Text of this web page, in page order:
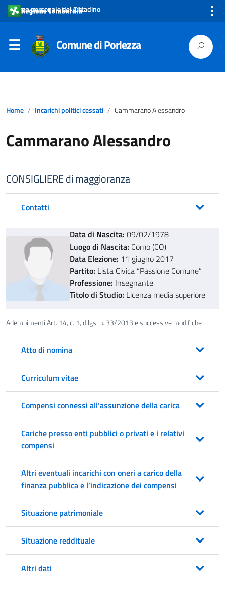
Area personale del Cittadino ⋮
Comune di Porlezza
Home Incarichi politici cessati Cammarano Alessandro
Cammarano Alessandro
CONSIGLIERE di maggioranza
Contatti
Data di Nascita: 09/02/1978
Luogo di Nascita: Como (CO)
Data Elezione: 11 giugno 2017
Partito: Lista Civica “Passione Comune”
Professione: Insegnante
Titolo di Studio: Licenza media superiore
Adempimenti Art. 14, c. 1, d.lgs. n. 33/2013 e successive modifiche
Atto di nomina
Curriculum vitae
Compensi connessi all’assunzione della carica
Cariche presso enti pubblici o privati e i relativi
compensi
Altri eventuali incarichi con oneri a carico della
finanza pubblica e l’indicazione dei compensi
Situazione patrimoniale
Situazione reddituale
Altri dati